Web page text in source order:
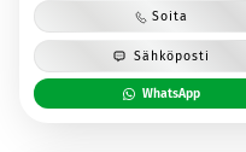
Soita
Sähköposti
WhatsApp